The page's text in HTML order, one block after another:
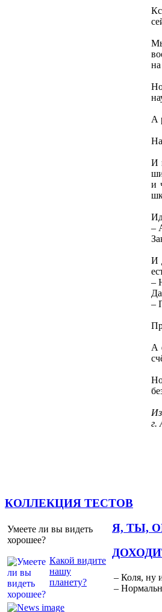
А
И
и
–
И
–
–
А
г.
КОЛЛЕКЦИЯ ТЕСТОВ
Умеете ли вы видеть
хорошее?
Какой видите
нашу
планету?
Я, ТЫ,
– Коля, ну
–